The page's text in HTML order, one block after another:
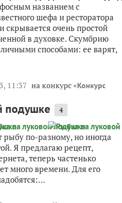
названием с
шефа и ресторатора
очень простой
в духовке. Скумбрию
способами: ее варят,
11:37 на конкурс «Конкурс
подушке 4
рыбу по-разному, но иногда
Я предлагаю рецепт,
теперь частенько
много времени. Для его